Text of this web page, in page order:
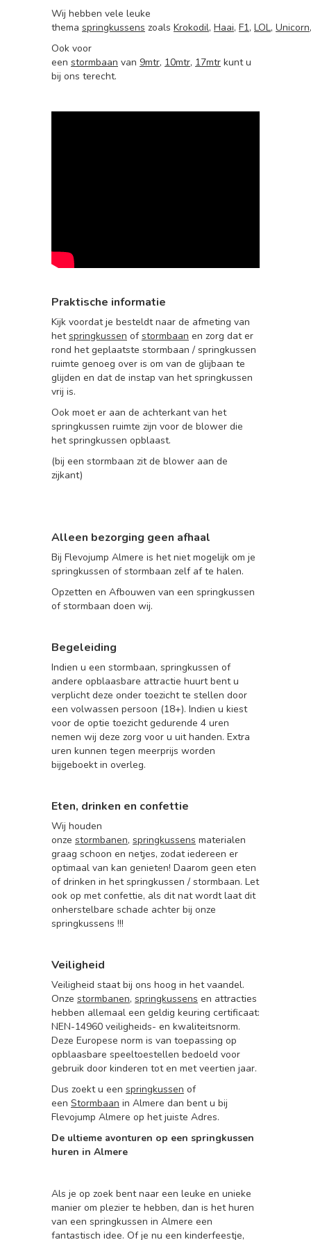
Wij hebben vele leuke
thema springkussens zoals Krokodil, Haai, F1, LOL, Unicorn
Ook voor
een stormbaan van 9mtr, 10mtr, 17mtr kunt u
bij ons terecht.
Praktische informatie
Kijk voordat je besteldt naar de afmeting van
hetspringkussen ofstormbaan en zorg dat er
rond het geplaatste stormbaan / springkussen
ruimte genoeg over is om van de glijbaan te
glijden en dat de instap van het springkussen
vrij is.
Ook moet er aan de achterkant van het
springkussen ruimte zijn voor de blower die
het springkussen opblaast.
(bij een stormbaan zit de blower aan de
zijkant)
Alleen bezorging geen afhaal
Bij Flevojump Almere is het niet mogelijk om je
springkussen of stormbaan zelf af te halen.
Opzetten en Afbouwen van een springkussen
of stormbaan doen wij.
Begeleiding
Indien u een stormbaan, springkussen of
andere opblaasbare attractie huurt bent u
verplicht deze onder toezicht te stellen door
een volwassen persoon (18+). Indien u kiest
voor de optie toezicht gedurende 4 uren
nemen wij deze zorg voor u uit handen. Extra
uren kunnen tegen meerprijs worden
bijgeboekt in overleg.
Eten, drinken en confettie
Wij houden
onze stormbanen, springkussens materialen
graag schoon en netjes, zodat iedereen er
optimaal van kan genieten! Daarom geen eten
of drinken in het springkussen / stormbaan. Let
ook op met confettie, als dit nat wordt laat dit
onherstelbare schade achter bij onze
springkussens !!!
Veiligheid
Veiligheid staat bij ons hoog in het vaandel.
Onze stormbanen, springkussens en attracties
hebben allemaal een geldig keuring certificaat:
NEN-14960 veiligheids- en kwaliteitsnorm.
Deze Europese norm is van toepassing op
opblaasbare speeltoestellen bedoeld voor
gebruik door kinderen tot en met veertien jaar.
Dus zoekt u een springkussen of
een Stormbaan in Almere dan bent u bij
Flevojump Almere op het juiste Adres.
De ultieme avonturen op een springkussen
huren in Almere
Als je op zoek bent naar een leuke en unieke
manier om plezier te hebben, dan is het huren
van een springkussen in Almere een
fantastisch idee. Of je nu een kinderfeestje,